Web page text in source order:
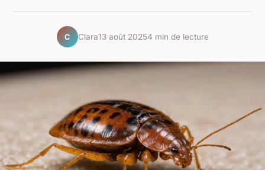
C Clara13 août 20254 min de lecture